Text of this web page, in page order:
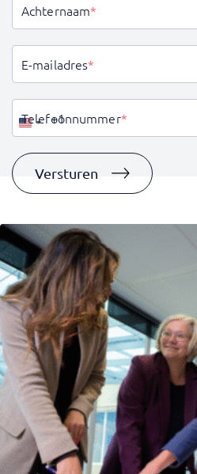
Achternaam*
E-mailadres*
Telefoonnummer*
Verenigde
+1Versturen